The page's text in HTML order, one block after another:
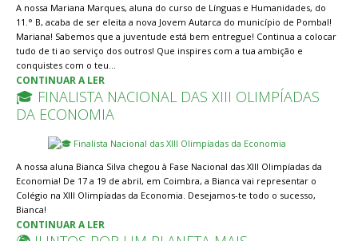
A nossa Mariana Marques, aluna do curso de Línguas e Humanidades, do
11.° B, acaba de ser eleita a nova Jovem Autarca do município de Pombal!
Mariana! Sabemos que a juventude está bem entregue! Continua a colocar
tudo de ti ao serviço dos outros! Que inspires com a tua ambição e
conquistes com o teu…
CONTINUAR A LER
🎓 FINALISTA NACIONAL DAS XIII OLIMPÍADAS
DA ECONOMIA
A nossa aluna Bianca Silva chegou à Fase Nacional das XIII Olimpíadas da
Economia! De 17 a 19 de abril, em Coimbra, a Bianca vai representar o
Colégio na XIII Olimpíadas da Economia. Desejamos-te todo o sucesso,
Bianca!
CONTINUAR A LER